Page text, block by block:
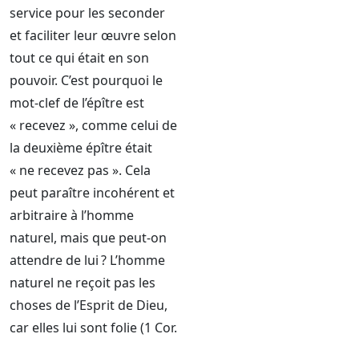
service pour les seconder
et faciliter leur œuvre selon
tout ce qui était en son
pouvoir. C’est pourquoi le
mot-clef de l’épître est
« recevez », comme celui de
la deuxième épître était
« ne recevez pas ». Cela
peut paraître incohérent et
arbitraire à l’homme
naturel, mais que peut-on
attendre de lui ? L’homme
naturel ne reçoit pas les
choses de l’Esprit de Dieu,
car elles lui sont folie (1 Cor.